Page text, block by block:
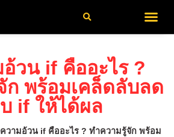
วน if คืออะไร ?
ก พร้อมเคล็ดลับลด
if ให้ได้ผล
วามอ้วน if คืออะไร ? ทำความรู้จัก พร้อม